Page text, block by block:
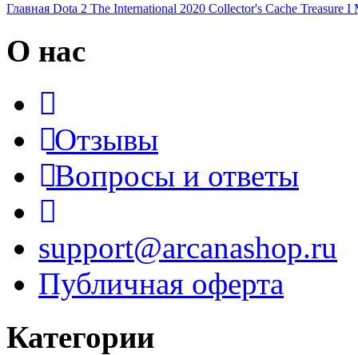
Главная Dota 2 The International 2020 Collector's Cache Treasure I
О нас
Отзывы
Вопросы и ответы
support@arcanashop.ru
Публичная оферта
Категории